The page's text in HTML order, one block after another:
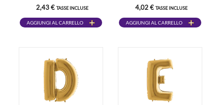
2,43 € TASSE INCLUSE
AGGIUNGI AL CARRELLO
4,02 € TASSE INCLUSE
AGGIUNGI AL CARRELLO